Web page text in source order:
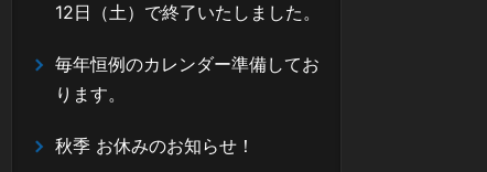
12日（土）で終了いたしました。
毎年恒例のカレンダー準備してお
ります。
秋季 お休みのお知らせ！